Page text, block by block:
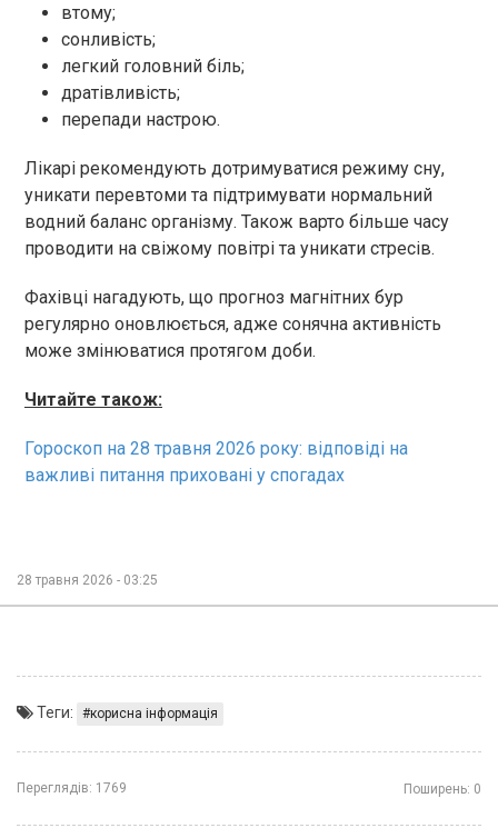
втому;
сонливість;
легкий головний біль;
дратівливість;
перепади настрою.
Лікарі рекомендують дотримуватися режиму сну,
уникати перевтоми та підтримувати нормальний
водний баланс організму. Також варто більше часу
проводити на свіжому повітрі та уникати стресів.
Фахівці нагадують, що прогноз магнітних бур
регулярно оновлюється, адже сонячна активність
може змінюватися протягом доби.
Читайте також:
Гороскоп на 28 травня 2026 року: відповіді на
важливі питання приховані у спогадах
28 травня 2026 - 03:25
Теги: корисна інформація
Переглядів: 1769 Поширень: 0